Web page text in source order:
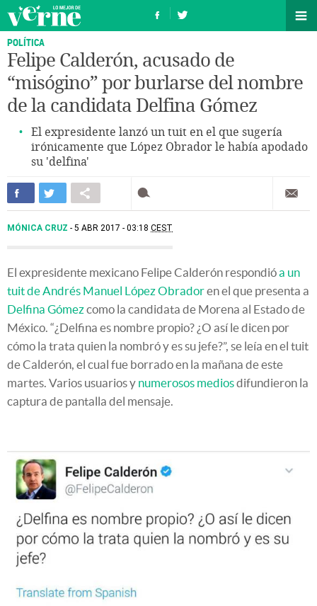
POLÍTICA
Felipe Calderón, acusado de
“misógino” por burlarse del nombre
de la candidata Delfina Gómez
El expresidente lanzó un tuit en el que sugería
irónicamente que López Obrador le había apodado
su 'delfina'
MÓNICA CRUZ 5 ABR 2017 - 03:18 CEST
El expresidente mexicano Felipe Calderón respondióa un
tuit de Andrés Manuel López Obradoren el que presenta a
Delfina Gómezcomo la candidata de Morena al Estado de
México. “¿Delfina es nombre propio? ¿O así le dicen por
cómo la trata quien la nombró y es su jefe?”, se leía en el tuit
de Calderón, el cual fue borrado en la mañana de este
martes. Varios usuarios y numerosos mediosdifundieron la
captura de pantalla del mensaje.